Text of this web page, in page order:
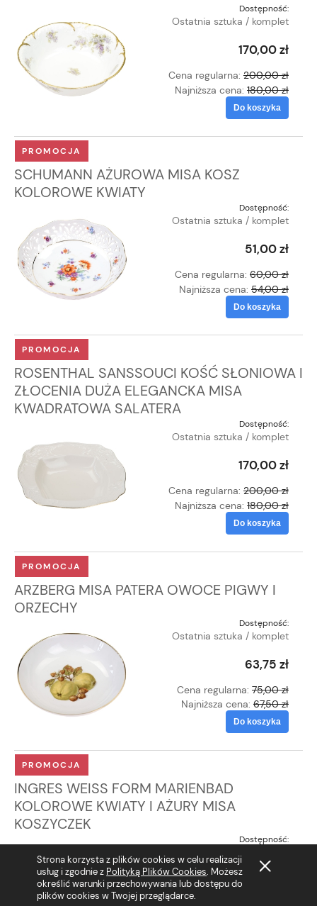
Strona korzysta z plików cookies w celu realizacji
usług i zgodnie z Polityką Plików Cookies. Możesz
określić warunki przechowywania lub dostępu do
plików cookies w Twojej przeglądarce.
Dostępność:
Ostatnia sztuka / komplet
170,00 zł
Cena regularna: 200,00 zł
Najniższa cena: 180,00 zł
Do koszyka
SCHUMANN AŻUROWA MISA KOSZ
KOLOROWE KWIATY
Dostępność:
Ostatnia sztuka / komplet
51,00 zł
Cena regularna: 60,00 zł
Najniższa cena: 54,00 zł
Do koszyka
PROMOCJA
ROSENTHAL SANSSOUCI KOŚĆ SŁONIOWA I
ZŁOCENIA DUŻA ELEGANCKA MISA
KWADRATOWA SALATERA
Dostępność:
Ostatnia sztuka / komplet
170,00 zł
Cena regularna: 200,00 zł
Najniższa cena: 180,00 zł
Do koszyka
PROMOCJA
ARZBERG MISA PATERA OWOCE PIGWY I
ORZECHY
Dostępność:
Ostatnia sztuka / komplet
63,75 zł
Cena regularna: 75,00 zł
Najniższa cena: 67,50 zł
Do koszyka
PROMOCJA
INGRES WEISS FORM MARIENBAD
KOLOROWE KWIATY I AŻURY MISA
KOSZYCZEK
Dostępność:
PROMOCJA